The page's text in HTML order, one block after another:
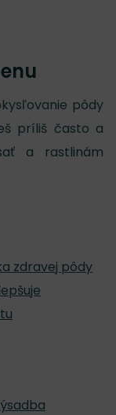
pôdy
príliš často a
a rastlinám
zdravej pôdy